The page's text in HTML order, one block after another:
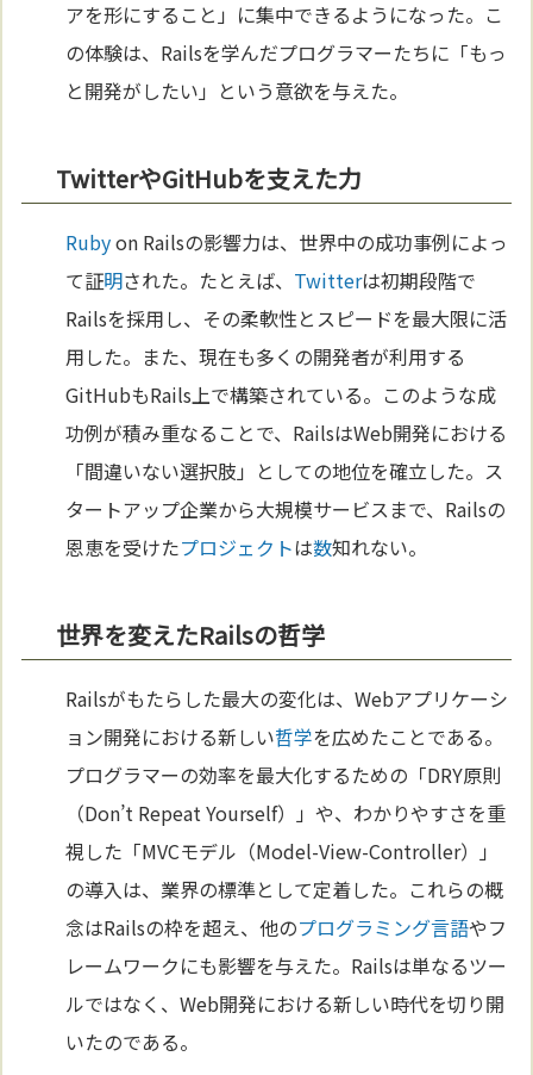
アを形にすること」に集中できるようになった。こ
の体験は、Railsを学んだプログラマーたちに「もっ
と開発がしたい」という意欲を与えた。
TwitterやGitHubを支えた力
Rubyon Railsの影響力は、世界中の成功事例によっ
て証明された。たとえば、 Twitterは初期段階で
Railsを採用し、その柔軟性とスピードを最大限に活
用した。また、現在も多くの開発者が利用する
GitHubもRails上で構築されている。このような成
功例が積み重なることで、RailsはWeb開発における
「間違いない選択肢」としての地位を確立した。ス
タートアップ企業から大規模サービスまで、Railsの
恩恵を受けたプロジェクトは数知れない。
世界を変えたRailsの哲学
Railsがもたらした最大の変化は、Webアプリケーシ
ョン開発における新しい哲学を広めたことである。
プログラマーの効率を最大化するための「DRY原則
（Don’t Repeat Yourself）」や、わかりやすさを重
視した「MVCモデル（Model-View-Controller）」
の導入は、業界の標準として定着した。これらの概
念はRailsの枠を超え、他のプログラミング言語やフ
レームワークにも影響を与えた。Railsは単なるツー
ルではなく、Web開発における新しい時代を切り開
いたのである。